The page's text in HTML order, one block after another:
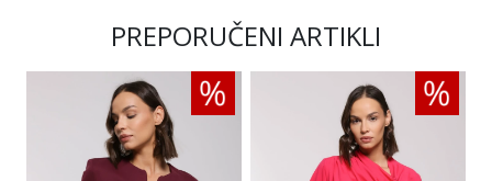
PREPORUČENI ARTIKLI